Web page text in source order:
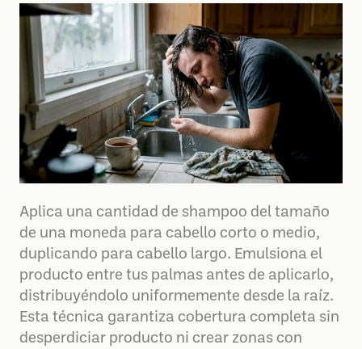
Aplica una cantidad de shampoo del tamaño
de una moneda para cabello corto o medio,
duplicando para cabello largo. Emulsiona el
producto entre tus palmas antes de aplicarlo,
distribuyéndolo uniformemente desde la raíz.
Esta técnica garantiza cobertura completa sin
desperdiciar producto ni crear zonas con